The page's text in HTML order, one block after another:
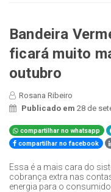
Bandeira
ficará muito
outubro
Rosana Ribeiro
Publicado em 28 de
compartilhar no whatsapp
compartilhar no facebook
Essa é a mais cara do
cobrança extra nas
energia para o